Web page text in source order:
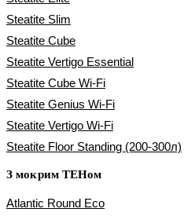
Steatite Slim
Steatite Cube
Steatite Vertigo Essential
Steatite Cube Wi-Fi
Steatite Genius Wi-Fi
Steatite Vertigo Wi-Fi
Steatite Floor Standing (200-300л)
З мокрим ТЕНом
Atlantic Round Eco